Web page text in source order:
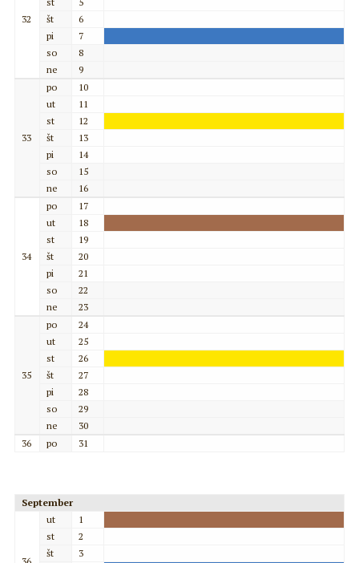
32
št
6
pi
7
so
8
ne
9
33
po
10
ut
11
st
12
št
13
pi
14
so
15
ne
16
34
po
17
ut
18
st
19
št
20
pi
21
so
22
ne
23
35
po
24
ut
25
st
26
št
27
pi
28
so
29
ne
30
36
po 31
September
ut
1
st
2
št
3